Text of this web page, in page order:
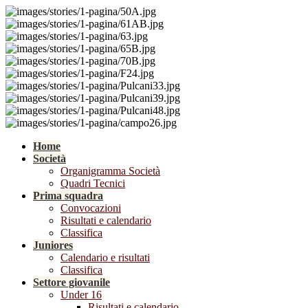
Home
Società
Organigramma Società
Quadri Tecnici
Prima squadra
Convocazioni
Risultati e calendario
Classifica
Juniores
Calendario e risultati
Classifica
Settore giovanile
Under 16